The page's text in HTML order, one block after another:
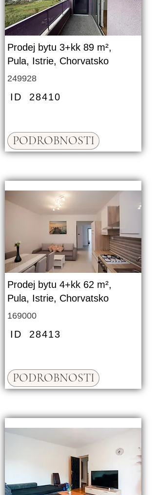
Prodej bytu 3+kk 89 m²,
Pula, Istrie, Chorvatsko
249928
ID 28410
PODROBNOSTI
Prodej bytu 4+kk 62 m²,
Pula, Istrie, Chorvatsko
169000
ID 28413
PODROBNOSTI